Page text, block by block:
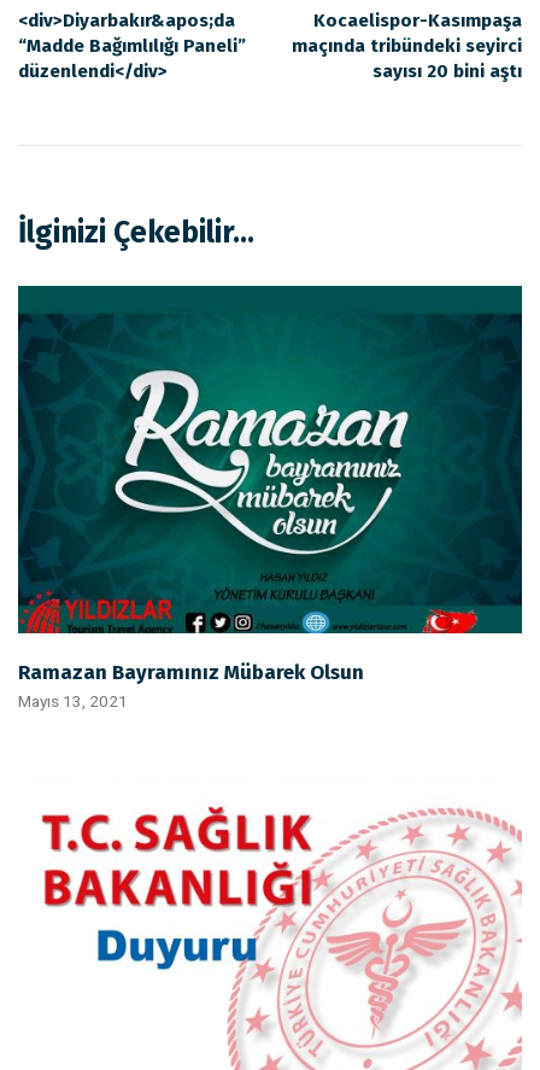
<div>Diyarbakır&apos;da
“Madde Bağımlılığı Paneli”
düzenlendi</div>
Kocaelispor-Kasımpaşa
maçında tribündeki seyirci
sayısı 20 bini aştı
İlginizi Çekebilir...
Ramazan Bayramınız Mübarek Olsun
Mayıs 13, 2021